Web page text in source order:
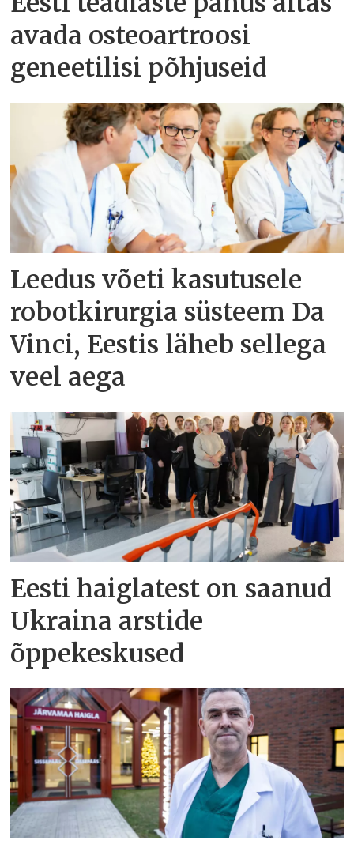
avada osteoartroosi
geneetilisi põhjuseid
Leedus võeti kasutusele
robotkirurgia süsteem Da
Vinci, Eestis läheb sellega
veel aega
Eesti haiglatest on saanud
Ukraina arstide
õppekeskused